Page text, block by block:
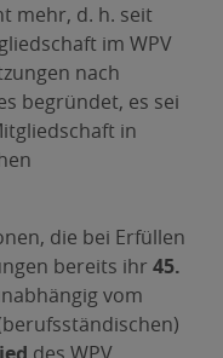
mehr, d. h. seit
im WPV
nach
begründet, es sei
in
die bei Erfüllen
bereits ihr 45.
vom